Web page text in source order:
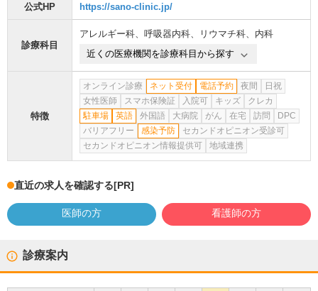
公式HP https://sano-clinic.jp/
診療科目
アレルギー科、 呼吸器内科、 リウマチ科、 内科
近くの医療機関を診療科目から探す
特徴
オンライン診療 ネット受付 電話予約 夜間
日祝
女性医師
スマホ保険証 入院可 キッズ
クレカ
駐車場
英語 外国語 大病院 がん 在宅 訪問
DPC
バリアフリー
感染予防
セカンドオピニオン受診可
セカンドオピニオン情報提供可
地域連携
直近の求人を確認する[PR]
医師の方 看護師の方
診療案内